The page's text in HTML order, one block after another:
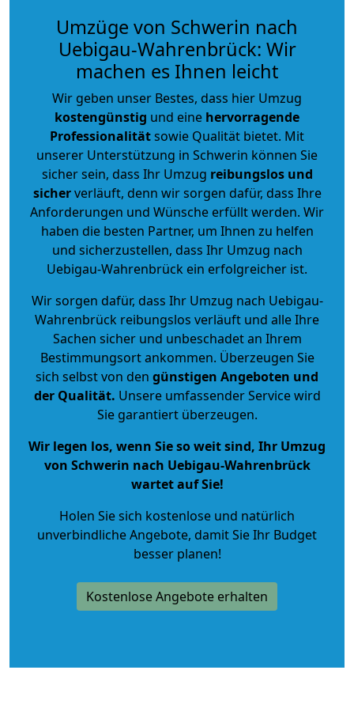
Umzüge von Schwerin nach
Uebigau-Wahrenbrück: Wir
machen es Ihnen leicht
Wir geben unser Bestes, dass hier Umzug
kostengünstig und eine hervorragende
Professionalitätsowie Qualität bietet. Mit
unserer Unterstützung in Schwerin können Sie
sicher sein, dass Ihr Umzug reibungslos und
sicherverläuft, denn wir sorgen dafür, dass Ihre
Anforderungen und Wünsche erfüllt werden. Wir
haben die besten Partner, um Ihnen zu helfen
und sicherzustellen, dass Ihr Umzug nach
Uebigau-Wahrenbrück ein erfolgreicher ist.
Wir sorgen dafür, dass Ihr Umzug nach Uebigau-
Wahrenbrück reibungslos verläuft und alle Ihre
Sachen sicher und unbeschadet an Ihrem
Bestimmungsort ankommen. Überzeugen Sie
sich selbst von den günstigen Angeboten und
der Qualität. Unsere umfassender Service wird
Sie garantiert überzeugen.
Wir legen los, wenn Sie so weit sind, Ihr Umzug
von Schwerin nach Uebigau-Wahrenbrück
wartet auf Sie!
Holen Sie sich kostenlose und natürlich
unverbindliche Angebote, damit Sie Ihr Budget
besser planen!
Kostenlose Angebote erhalten